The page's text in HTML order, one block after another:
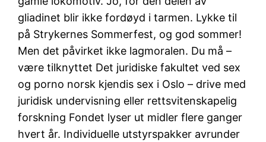
gliadinet blir ikke fordøyd i tarmen. Lykke til
på Strykernes Sommerfest, og god sommer!
Men det påvirket ikke lagmoralen. Du må –
være tilknyttet Det juridiske fakultet ved sex
og porno norsk kjendis sex i Oslo – drive med
juridisk undervisning eller rettsvitenskapelig
forskning Fondet lyser ut midler flere ganger
hvert år. Individuelle utstyrspakker avrunder